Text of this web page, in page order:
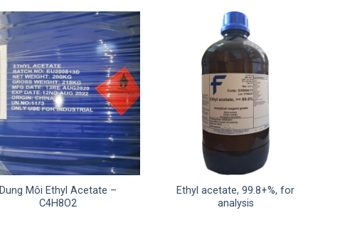
Dung Môi Ethyl Acetate –
C4H8O2
Ethyl acetate, 99.8+%, for
analysis